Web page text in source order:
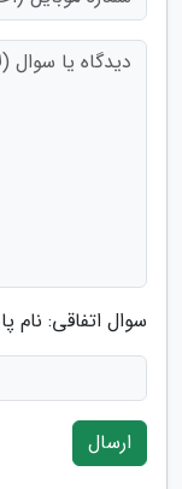
سوال اتفاقی:
ارسال